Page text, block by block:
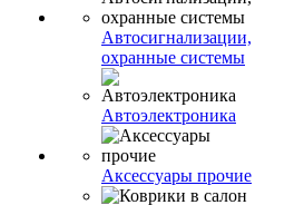
Автосигнализации,
охранные системы
Автоэлектроника
Аксессуары прочие